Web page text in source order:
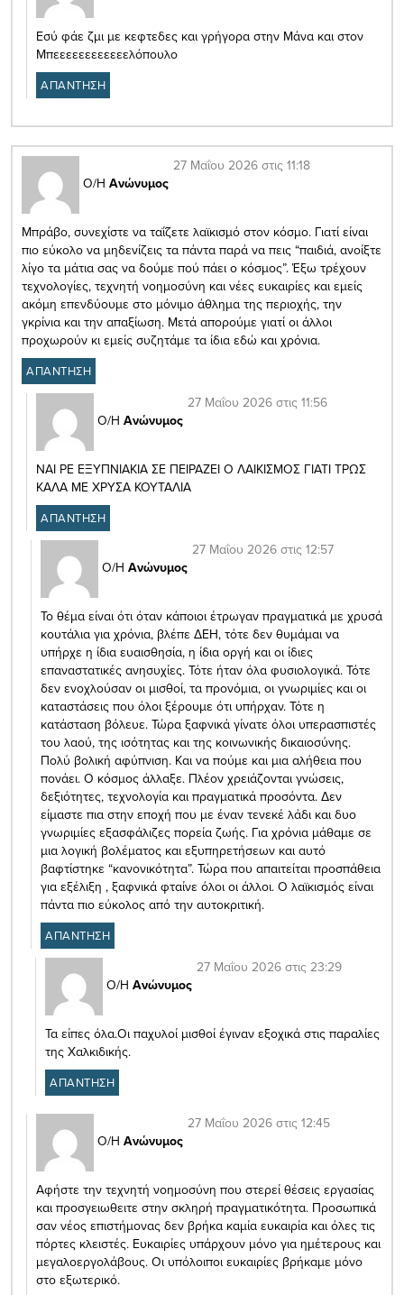
Εσύ φάε ζμι με κεφτεδες και γρήγορα στην Μάνα και στον
Μπεεεεεεεεεεεελόπουλο
ΑΠΑΝΤΗΣΗ
Ο/Η Ανώνυμος
27 Μαΐου 2026 στις 11:18
Μπράβο, συνεχίστε να ταΐζετε λαϊκισμό στον κόσμο. Γιατί είναι
πιο εύκολο να μηδενίζεις τα πάντα παρά να πεις “παιδιά, ανοίξτε
λίγο τα μάτια σας να δούμε πού πάει ο κόσμος”. Έξω τρέχουν
τεχνολογίες, τεχνητή νοημοσύνη και νέες ευκαιρίες και εμείς
ακόμη επενδύουμε στο μόνιμο άθλημα της περιοχής, την
γκρίνια και την απαξίωση. Μετά απορούμε γιατί οι άλλοι
προχωρούν κι εμείς συζητάμε τα ίδια εδώ και χρόνια.
ΑΠΑΝΤΗΣΗ
Ο/Η Ανώνυμος
27 Μαΐου 2026 στις 11:56
ΝΑΙ ΡΕ ΕΞΥΠΝΙΑΚΙΑ ΣΕ ΠΕΙΡΑΖΕΙ Ο ΛΑΙΚΙΣΜΟΣ ΓΙΑΤΙ ΤΡΩΣ
ΚΑΛΑ ΜΕ ΧΡΥΣΑ ΚΟΥΤΑΛΙΑ
ΑΠΑΝΤΗΣΗ
Ο/Η Ανώνυμος
27 Μαΐου 2026 στις 12:57
Το θέμα είναι ότι όταν κάποιοι έτρωγαν πραγματικά με χρυσά
κουτάλια για χρόνια, βλέπε ΔΕΗ, τότε δεν θυμάμαι να
υπήρχε η ίδια ευαισθησία, η ίδια οργή και οι ίδιες
επαναστατικές ανησυχίες. Τότε ήταν όλα φυσιολογικά. Τότε
δεν ενοχλούσαν οι μισθοί, τα προνόμια, οι γνωριμίες και οι
καταστάσεις που όλοι ξέρουμε ότι υπήρχαν. Τότε η
κατάσταση βόλευε. Τώρα ξαφνικά γίνατε όλοι υπερασπιστές
του λαού, της ισότητας και της κοινωνικής δικαιοσύνης.
Πολύ βολική αφύπνιση. Και να πούμε και μια αλήθεια που
πονάει. Ο κόσμος άλλαξε. Πλέον χρειάζονται γνώσεις,
δεξιότητες, τεχνολογία και πραγματικά προσόντα. Δεν
είμαστε πια στην εποχή που με έναν τενεκέ λάδι και δυο
γνωριμίες εξασφάλιζες πορεία ζωής. Για χρόνια μάθαμε σε
μια λογική βολέματος και εξυπηρετήσεων και αυτό
βαφτίστηκε “κανονικότητα”. Τώρα που απαιτείται προσπάθεια
για εξέλιξη , ξαφνικά φταίνε όλοι οι άλλοι. Ο λαϊκισμός είναι
πάντα πιο εύκολος από την αυτοκριτική.
ΑΠΑΝΤΗΣΗ
Ο/Η Ανώνυμος
27 Μαΐου 2026 στις 23:29
Τα είπες όλα.Οι παχυλοί μισθοί έγιναν εξοχικά στις παραλίες
της Χαλκιδικής.
ΑΠΑΝΤΗΣΗ
Ο/Η Ανώνυμος
27 Μαΐου 2026 στις 12:45
Αφήστε την τεχνητή νοημοσύνη που στερεί θέσεις εργασίας
και προσγειωθειτε στην σκληρή πραγματικότητα. Προσωπικά
σαν νέος επιστήμονας δεν βρήκα καμία ευκαιρία και όλες τις
πόρτες κλειστές. Ευκαιρίες υπάρχουν μόνο για ημέτερους και
μεγαλοεργολάβους. Οι υπόλοιποι ευκαιρίες βρήκαμε μόνο
στο εξωτερικό.